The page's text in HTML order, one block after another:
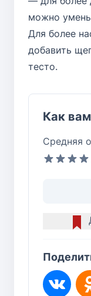
можно
Для более
добавить
тесто.
Как
Средняя